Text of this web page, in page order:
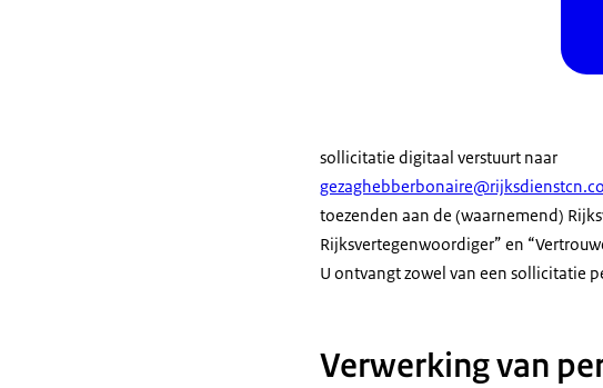
sollicitatie digitaal verstuurt naar
toezenden aan de (waarnemend)
Rijksvertegenwoordiger” en
U ontvangt zowel van een sollicitatie
Verwerking van